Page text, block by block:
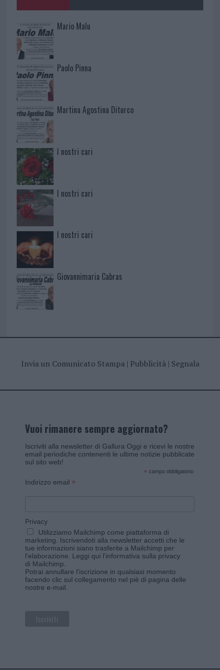
Mario Malu
Paolo Pinna
Martina Agostina Diturco
I nostri cari
I nostri cari
I nostri cari
Giovannimaria Cabras
Invia un Comunicato Stampa| Pubblicità| Segnala
Vuoi rimanere sempre aggiornato?
Iscriviti alla newsletter di Gallura Oggi e ricevi le nostre
email periodiche contenenti le ultime notizie pubblicate
sul sito web!
* campo obbligatorio
Indirizzo email *
Privacy
Utilizziamo Mailchimp come piattaforma di
marketing. Iscrivendoti alla newsletter accetti che le
tue informazioni siano trasferite a Mailchimp per
l'elaborazione. Leggi qui l'informativa sulla privacy
di Mailchimp
Potrai annullare l'iscrizione in qualsiasi momento
facendo clic sul collegamento nel piè di pagina delle
nostre e-mail.